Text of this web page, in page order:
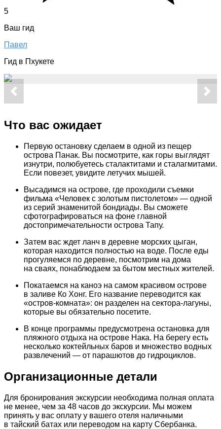
5
Ваш гид
Павел
Гид в Пхукете
Что вас ожидает
Первую остановку сделаем в одной из пещер
острова Панак. Вы посмотрите, как горы выглядят
изнутри, полюбуетесь сталактитами и сталагмитами.
Если повезет, увидите летучих мышей.
Высадимся на острове, где проходили съемки
фильма «Человек с золотым пистолетом» — одной
из серий знаменитой бондиады. Вы сможете
сфотографироваться на фоне главной
достопримечательности острова Тапу.
Затем вас ждет ланч в деревне морских цыган,
которая находится полностью на воде. После еды
прогуляемся по деревне, посмотрим на дома
на сваях, понаблюдаем за бытом местных жителей.
Покатаемся на каноэ на самом красивом острове
в заливе Ко Хонг. Его название переводится как
«остров-комната»: он разделен на сектора-лагуны,
которые вы обязательно посетите.
В конце программы предусмотрена остановка для
пляжного отдыха на острове Нака. На берегу есть
несколько коктейльных баров и множество водных
развлечений — от парашютов до гидроциклов.
Организационные детали
Для бронирования экскурсии необходима полная оплата
не менее, чем за 48 часов до экскурсии. Мы можем
принять у вас оплату у вашего отеля наличными
в тайский батах или переводом на карту Сбербанка.